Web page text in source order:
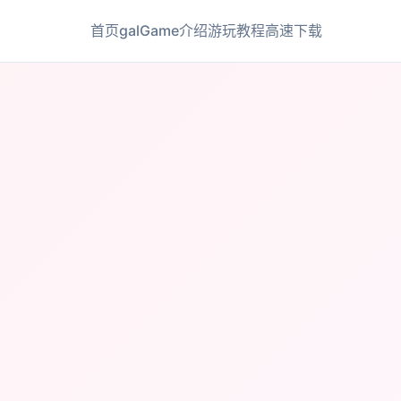
首页galGame介绍游玩教程高速下载